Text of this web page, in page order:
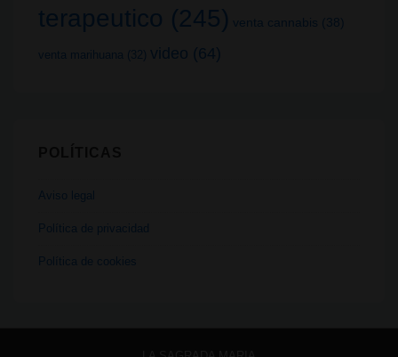
terapeutico (245) venta cannabis (38)
venta marihuana (32) video (64)
Aviso legal
Política de privacidad
Política de cookies